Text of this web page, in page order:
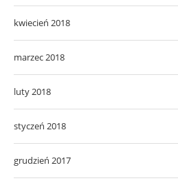
kwiecień 2018
marzec 2018
luty 2018
styczeń 2018
grudzień 2017